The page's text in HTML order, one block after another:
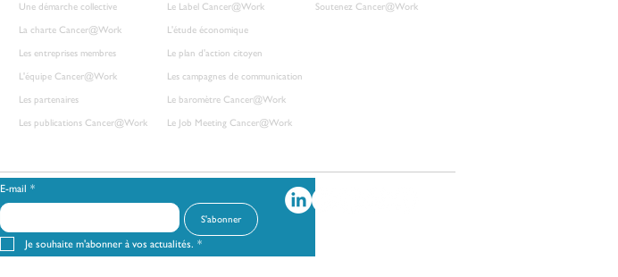
Une démarche collective
La charte Cancer@Work
Les entreprises membres
L'équipe Cancer@Work
Les partenaires
Les publications Cancer@Work​
Le Label Cancer@Work
L'étude économique
Le plan d'action citoyen
Les campagnes de communication
Le baromètre Cancer@Work
Le Job Meeting Cancer@Work​
Soutenez Cancer@Work
E-mail *
S'abonner
Je souhaite m'abonner à vos actualités. *